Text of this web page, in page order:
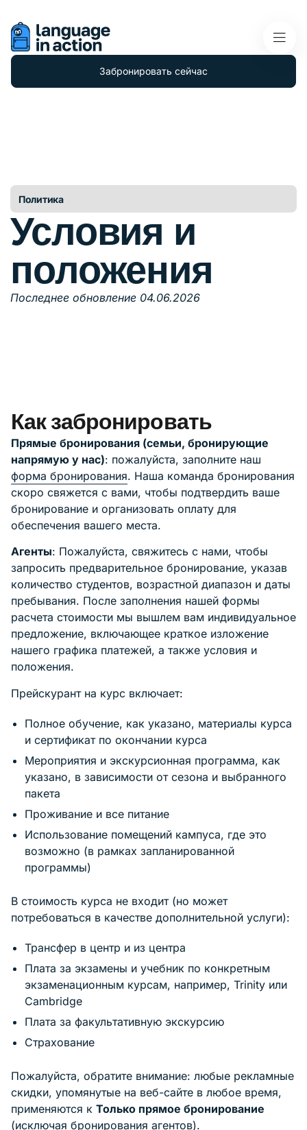
Забронировать сейчас
Политика
Условия и
положения
Последнее обновление 04.06.2026
Как забронировать
Прямые бронирования (семьи, бронирующие
напрямую у нас): пожалуйста, заполните наш
форма бронирования. Наша команда бронирования
скоро свяжется с вами, чтобы подтвердить ваше
бронирование и организовать оплату для
обеспечения вашего места.
Агенты: Пожалуйста, свяжитесь с нами, чтобы
запросить предварительное бронирование, указав
количество студентов, возрастной диапазон и даты
пребывания. После заполнения нашей формы
расчета стоимости мы вышлем вам индивидуальное
предложение, включающее краткое изложение
нашего графика платежей, а также условия и
положения.
Прейскурант на курс включает:
Полное обучение, как указано, материалы курса
и сертификат по окончании курса
Мероприятия и экскурсионная программа, как
указано, в зависимости от сезона и выбранного
пакета
Проживание и все питание
Использование помещений кампуса, где это
возможно (в рамках запланированной
программы)
В стоимость курса не входит (но может
потребоваться в качестве дополнительной услуги):
Трансфер в центр и из центра
Плата за экзамены и учебник по конкретным
экзаменационным курсам, например, Trinity или
Cambridge
Плата за факультативную экскурсию
Страхование
Пожалуйста, обратите внимание: любые рекламные
скидки, упомянутые на веб-сайте в любое время,
применяются к Только прямое бронирование
(исключая бронирования агентов).